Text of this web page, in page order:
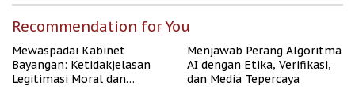
Recommendation for You
Mewaspadai Kabinet
Bayangan: Ketidakjelasan
Legitimasi Moral dan
Menjawab Perang Algoritma
AI dengan Etika, Verifikasi,
dan Media Tepercaya